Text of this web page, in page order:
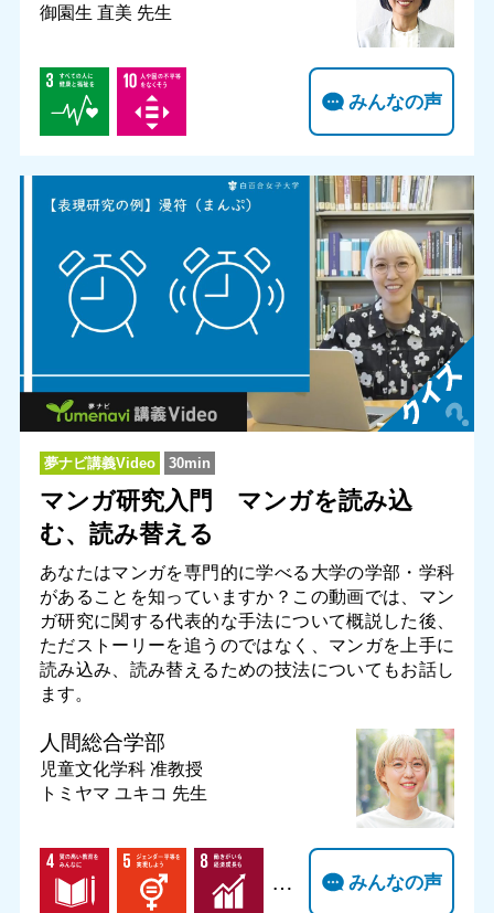
御園生 直美 先生
みんなの声
夢ナビ講義Video 30min
マンガ研究入門 マンガを読み込
む、読み替える
あなたはマンガを専門的に学べる大学の学部・学科
があることを知っていますか？この動画では、マン
ガ研究に関する代表的な手法について概説した後、
ただストーリーを追うのではなく、マンガを上手に
読み込み、読み替えるための技法についてもお話し
ます。
人間総合学部
児童文化学科 准教授
トミヤマ ユキコ 先生
… みんなの声